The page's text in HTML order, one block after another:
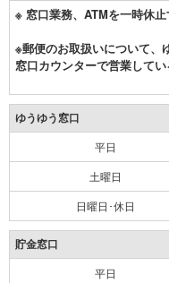
※ 窓口業務、ATMを一時休止
※郵便のお取扱いについて、
窓口カウンターで営業してい
ゆうゆう窓口
平日
土曜日
日曜日･休日
貯金窓口
平日